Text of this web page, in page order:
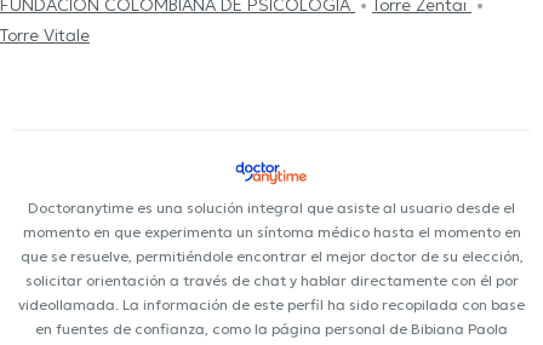
FUNDACIÓN COLOMBIANA DE PSICOLOGÍA
Torre Zentai
Torre Vitale
Doctoranytime es una solución integral que asiste al usuario desde el
momento en que experimenta un síntoma médico hasta el momento en
que se resuelve, permitiéndole encontrar el mejor doctor de su elección,
solicitar orientación a través de chat y hablar directamente con él por
videollamada. La información de este perfil ha sido recopilada con base
en fuentes de confianza, como la página personal de Bibiana Paola